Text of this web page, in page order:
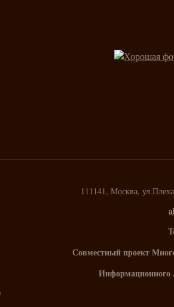
111141, Москва,
Совместный проект